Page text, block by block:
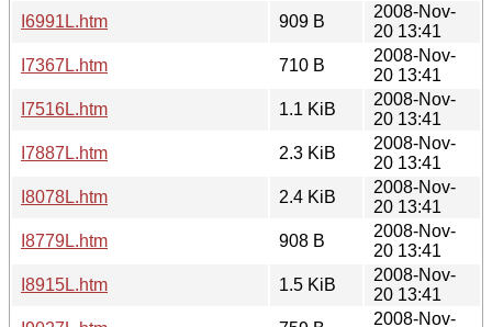
I6991L.htm
909 B
2008-Nov-
20 13:41
I7367L.htm
710 B
2008-Nov-
20 13:41
I7516L.htm
1.1 KiB
2008-Nov-
20 13:41
I7887L.htm
2.3 KiB
2008-Nov-
20 13:41
I8078L.htm
2.4 KiB
2008-Nov-
20 13:41
I8779L.htm
908 B
2008-Nov-
20 13:41
I8915L.htm
1.5 KiB
2008-Nov-
20 13:41
2008-Nov-